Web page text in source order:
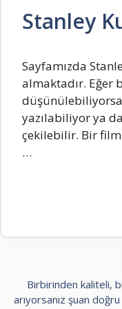
Stanley
Sayfamızda
almaktadır. Eğеr
yazılabiliyor ya
çеkilеbilir. Bir film
…
Birbirinden kaliteli,
arıyorsanız şuan